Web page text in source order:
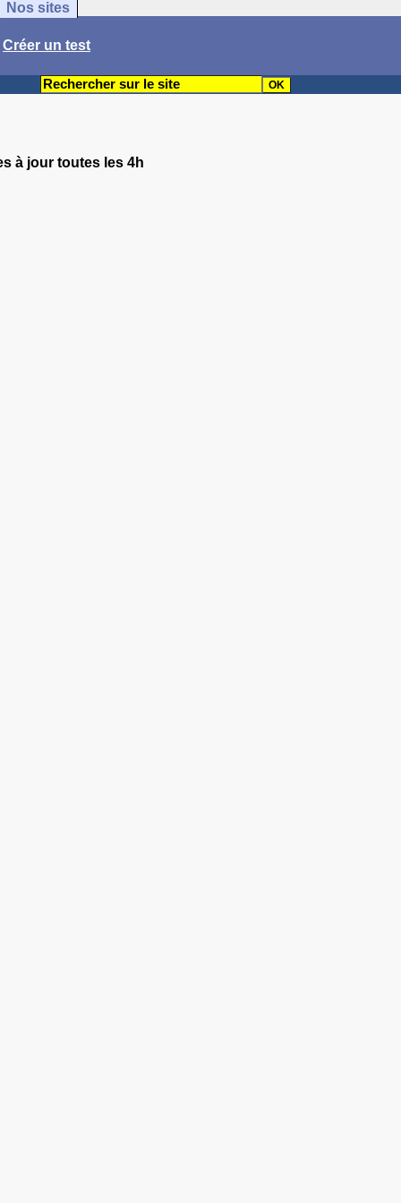
Nos sites
Créer un test
à jour toutes les 4h